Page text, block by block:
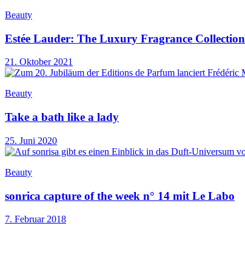
Beauty
Estée Lauder: The Luxury Fragrance Collection
21. Oktober 2021
Beauty
Take a bath like a lady
25. Juni 2020
Beauty
sonrica capture of the week n° 14 mit Le Labo
7. Februar 2018